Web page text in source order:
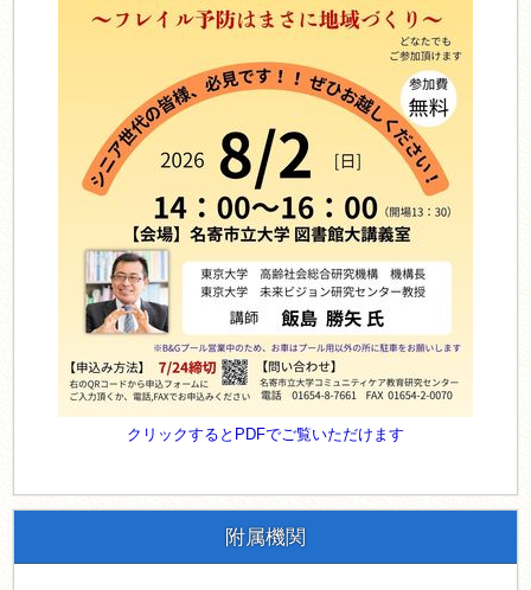
クリックするとPDFでご覧いただけます
附属機関